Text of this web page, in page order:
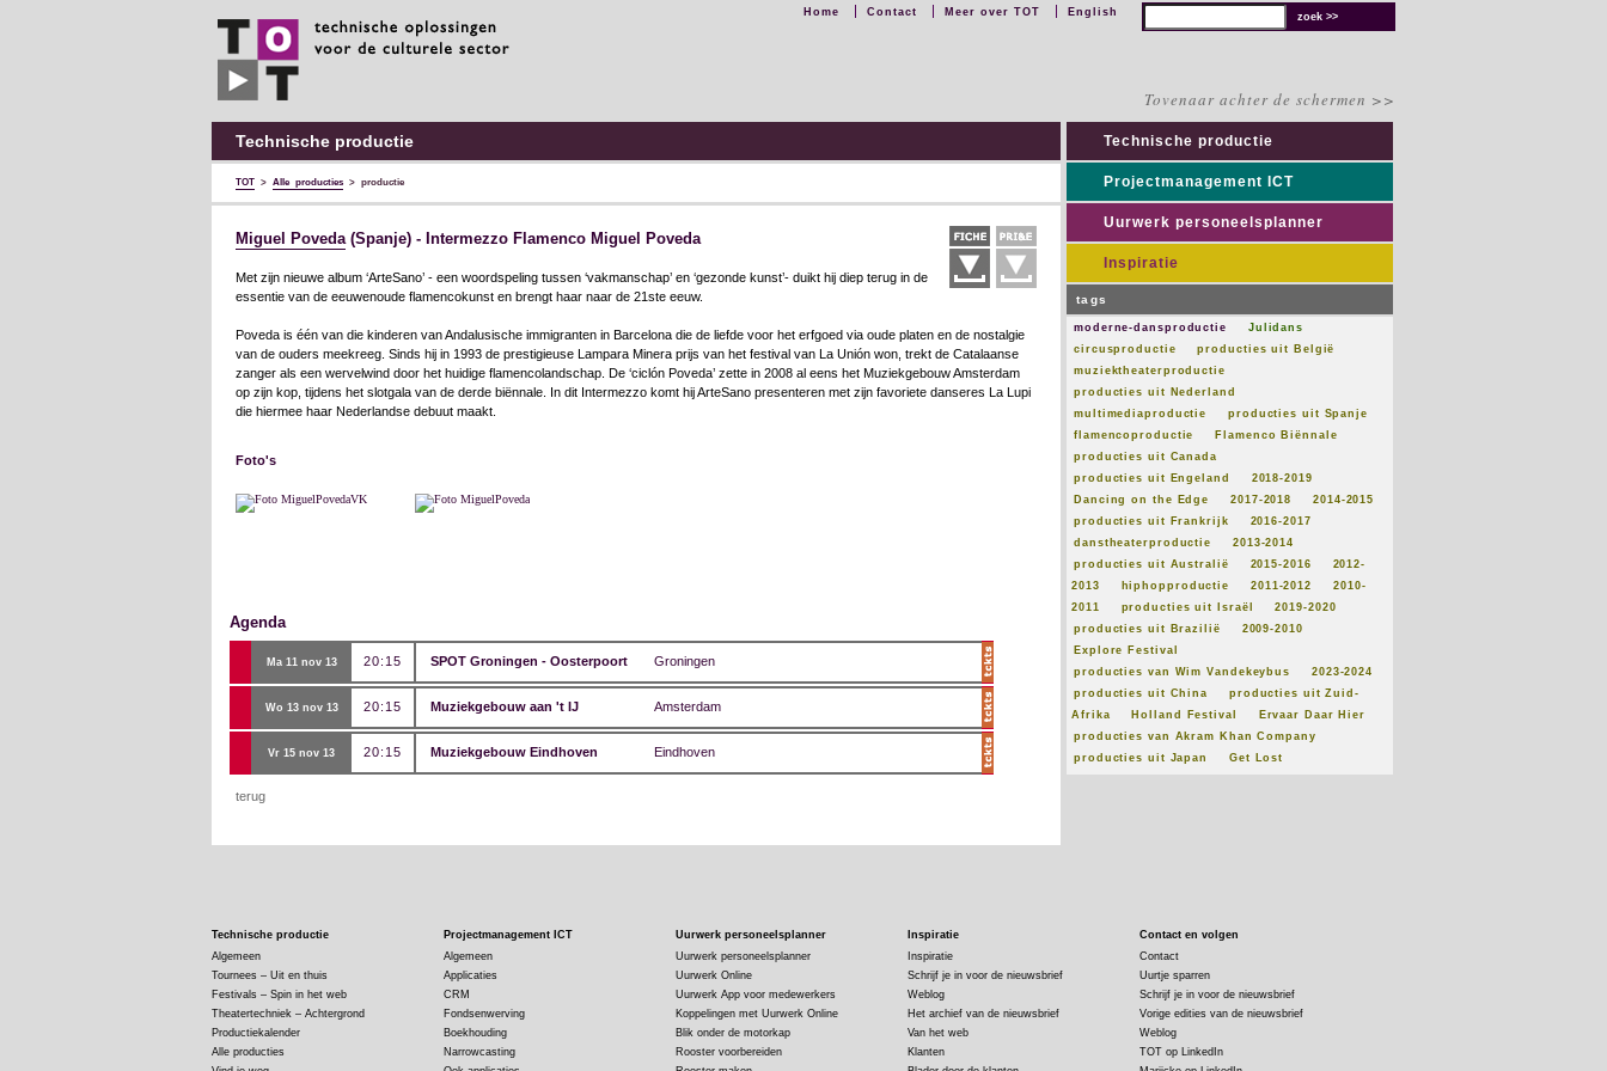
voor
culturele
sector
Home Contact Meer over TOT English
Tovenaar achter de schermen >>
Technische productie
TOT > Alle producties > productie
Miguel Poveda(Spanje) - Intermezzo Flamenco Miguel Poveda
Met zijn nieuwe album ‘ArteSano’ - een woordspeling tussen ‘vakmanschap’ en ‘gezonde kunst’- duikt hij diep terug in de
essentie van de eeuwenoude flamencokunst en brengt haar naar de 21ste eeuw.
Poveda is één van die kinderen van Andalusische immigranten in Barcelona die de liefde voor het erfgoed via oude platen en de nostalgie
van de ouders meekreeg. Sinds hij in 1993 de prestigieuse Lampara Minera prijs van het festival van La Unión won, trekt de Catalaanse
zanger als een wervelwind door het huidige flamencolandschap. De ‘ciclón Poveda’ zette in 2008 al eens het Muziekgebouw Amsterdam
op zijn kop, tijdens het slotgala van de derde biënnale. In dit Intermezzo komt hij ArteSano presenteren met zijn favoriete danseres La Lupi
die hiermee haar Nederlandse debuut maakt.
Foto's
Agenda
ma 11 nov 13 20:15 SPOT Groningen - Oosterpoort Groningen
wo 13 nov 13 20:15 Muziekgebouw aan 't IJ Amsterdam
vr 15 nov 13 20:15 Muziekgebouw Eindhoven Eindhoven
terug
Technische productie
Projectmanagement ICT
Uurwerk personeelsplanner
Inspiratie
tags
moderne-dansproductie
Julidans
circusproductie
producties uit België
muziektheaterproductie
producties uit Nederland
multimediaproductie
producties uit Spanje
flamencoproductie
Flamenco Biënnale
producties uit Canada
producties uit Engeland
2018-2019
Dancing on the Edge
2017-2018
2014-2015
producties uit Frankrijk
2016-2017
danstheaterproductie
2013-2014
producties uit Australië
2015-2016
2012-
2013
hiphopproductie 2011-2012
2010-
2011
producties uit Israël
2019-2020
producties uit Brazilië
2009-2010
Explore Festival
producties van Wim Vandekeybus
2023-2024
producties uit China
producties uit Zuid-
Afrika
Holland Festival
Ervaar Daar Hier
producties van Akram Khan Company
producties uit Japan
Get Lost
Technische productie
Algemeen
Tournees – Uit en thuis
Festivals – Spin in het web
Theatertechniek – Achtergrond
Productiekalender
Alle producties
Projectmanagement ICT
Algemeen
Applicaties
CRM
Fondsenwerving
Boekhouding
Narrowcasting
Uurwerk personeelsplanner
Uurwerk personeelsplanner
Uurwerk Online
Uurwerk App voor medewerkers
Koppelingen met Uurwerk Online
Blik onder de motorkap
Rooster voorbereiden
Inspiratie
Inspiratie
Schrijf je in voor de nieuwsbrief
Weblog
Het archief van de nieuwsbrief
Van het web
Klanten
Contact en volgen
Contact
Uurtje sparren
Schrijf je in voor de nieuwsbrief
Vorige edities van de nieuwsbrief
Weblog
TOT op LinkedIn